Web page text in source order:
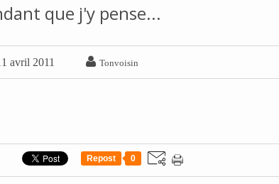
que j'y pense...
avril 2011  Tonvoisin
Repost 0